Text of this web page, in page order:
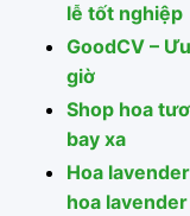
lễ tốt nghiệp
GoodCV –
giờ
Shop hoa
bay xa
Hoa
hoa